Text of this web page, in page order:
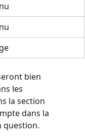
bien
les
la section
dans la
question.